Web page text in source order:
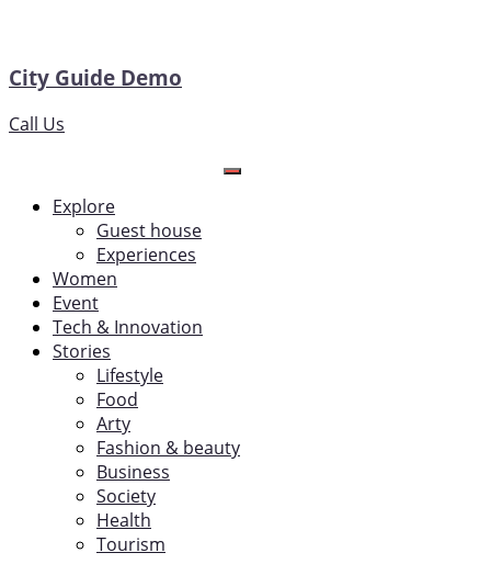
City Guide Demo
Call Us
Explore
Guest house
Experiences
Women
Event
Tech & Innovation
Stories
Lifestyle
Food
Arty
Fashion & beauty
Business
Society
Health
Tourism